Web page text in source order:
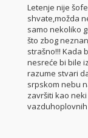
Letenje nije
shvate,možda
samo nekoliko
što zbog
strašno!!! Kada
nesreće bi bile
razume stvari
srpskom nebu
završiti kao